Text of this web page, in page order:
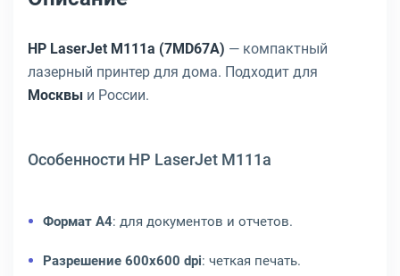
HP LaserJet M111a (7MD67A) — компактный
лазерный принтер для дома. Подходит для
Москвы и России.
Особенности HP LaserJet M111a
Формат A4: для документов и отчетов.
Разрешение 600x600 dpi: четкая печать.